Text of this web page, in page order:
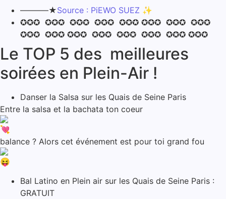
———–★Source : PiEWO SUEZ ✨
✪✪✪ ✪✪✪ ✪✪✪ ✪✪✪ ✪✪✪ ✪✪✪ ✪✪✪ ✪✪✪
✪✪✪ ✪✪✪ ✪✪✪ ✪✪✪ ✪✪✪ ✪✪✪ ✪✪✪ ✪✪✪
Le TOP 5 des meilleures
soirées en Plein-Air !
Danser la Salsa sur les Quais de Seine Paris
Entre la salsa et la bachata ton coeur
balance ? Alors cet événement est pour toi grand fou
Bal Latino en Plein air sur les Quais de Seine Paris :
GRATUIT